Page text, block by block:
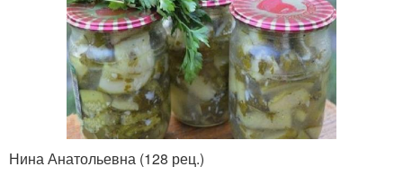
Нина Анатольевна (128 рец.)